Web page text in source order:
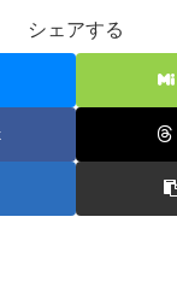
シェアする